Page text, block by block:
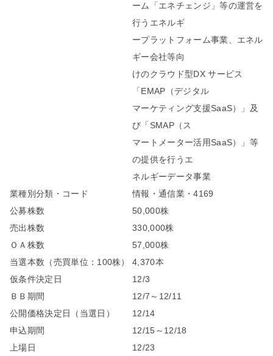
ーム「エネチェンジ」等の運営を
行うエネルギ
ープラットフォーム事業、エネル
ギー会社等向
けのクラウド型DX サービス
「EMAP（デジタル
マーケティング支援SaaS）」及
び「SMAP（ス
マートメーター活用SaaS）」等
の提供を行うエ
ネルギーデータ事業
業種別分類・コード
情報・通信業・4169
公募株数
50,000株
売出株数
330,000株
ＯＡ株数
57,000株
当選本数（売買単位：100株）
4,370本
仮条件決定日
12/3
ＢＢ期間
12/7～12/11
公開価格決定日（当選日）
12/14
申込期間
12/15～12/18
上場日
12/23